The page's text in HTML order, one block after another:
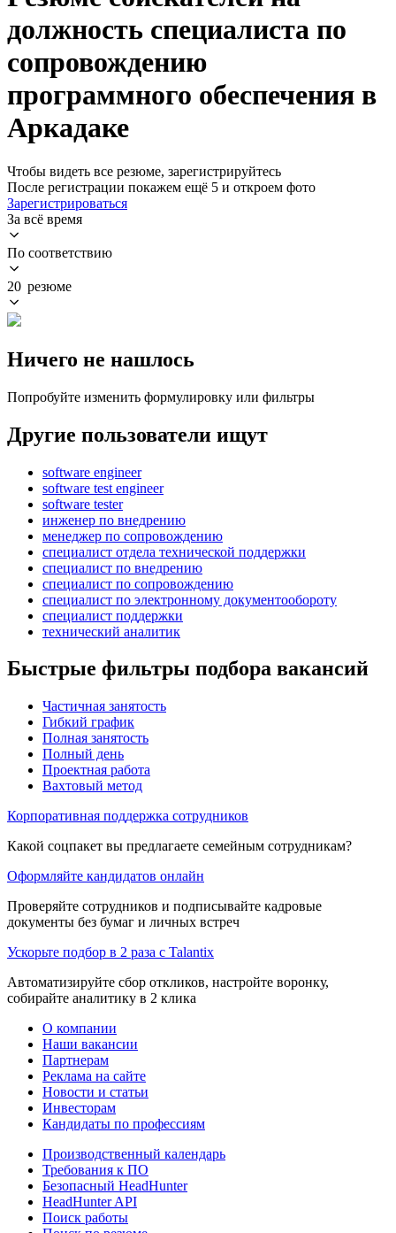
должность специалиста по
сопровождению
программного обеспечения в
Аркадаке
Чтобы видеть все резюме, зарегистрируйтесь
После регистрации покажем ещё 5 и откроем фото
Зарегистрироваться
За всё время
По соответствию
20 резюме
Ничего не нашлось
Попробуйте изменить формулировку или фильтры
Другие пользователи ищут
software engineer
software test engineer
software tester
инженер по внедрению
менеджер по сопровождению
специалист отдела технической поддержки
специалист по внедрению
специалист по сопровождению
специалист по электронному документообороту
специалист поддержки
технический аналитик
Быстрые фильтры подбора вакансий
Частичная занятость
Гибкий график
Полная занятость
Полный день
Проектная работа
Вахтовый метод
Корпоративная поддержка сотрудников
Какой соцпакет вы предлагаете семейным сотрудникам?
Оформляйте кандидатов онлайн
Проверяйте сотрудников и подписывайте кадровые
документы без бумаг и личных встреч
Ускорьте подбор в 2 раза с Talantix
Автоматизируйте сбор откликов, настройте воронку,
собирайте аналитику в 2 клика
О компании
Наши вакансии
Партнерам
Реклама на сайте
Новости и статьи
Инвесторам
Кандидаты по профессиям
Производственный календарь
Требования к ПО
Безопасный HeadHunter
HeadHunter API
Поиск работы